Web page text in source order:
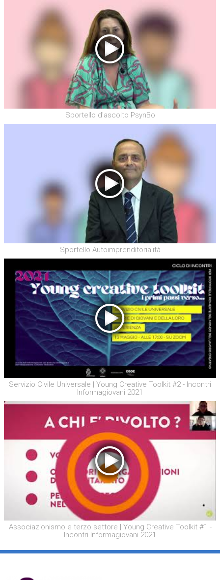
Sportello d'ascolto PsynBo
Sportello Autoimprenditorialità
Servizio Civile Universale | Young Creative Toolkit #2 - Incontri
Informagiovani 2021
Associazionismo e terzo settore | Young Creative Toolkit #1 -
Incontri Informagiovani 2021